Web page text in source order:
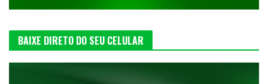
BAIXE DIRETO DO SEU CELULAR